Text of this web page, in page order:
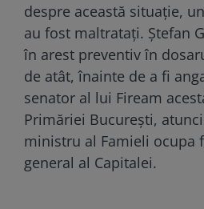
despre această situație,
au fost maltratați. Ștefan
în arest preventiv în
de atât, înainte de a fi
senator al lui Fiream
Primăriei București,
ministru al Famieli ocupa
general al Capitalei.